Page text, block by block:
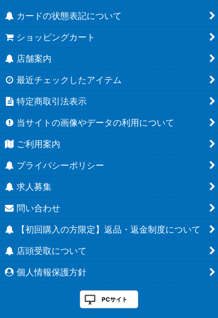
カードの状態表記について
ショッピングカート
店舗案内
最近チェックしたアイテム
特定商取引法表示
当サイトの画像やデータの利用について
ご利用案内
プライバシーポリシー
求人募集
問い合わせ
【初回購入の方限定】返品・返金制度について
店頭受取について
個人情報保護方針
PCサイト